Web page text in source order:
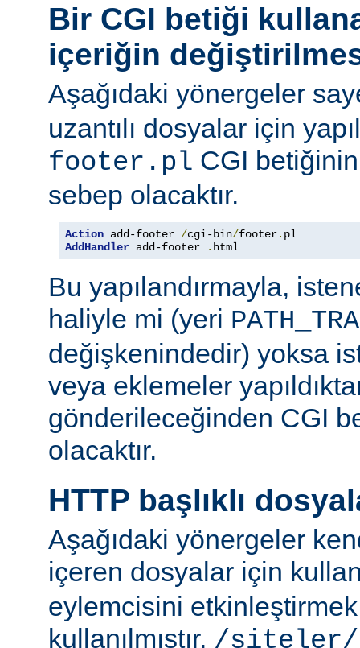
Bir CGI betiği
içeriğin
Aşağıdaki yönergeler
uzantılı dosyalar için
footer.pl CGI
sebep olacaktır.
Action add-footer /cgi-bin/footer.
AddHandler add-footer . html
Bu yapılandırmayla,
haliyle mi (yeri
değişkenindedir) yoksa
veya eklemeler
gönderileceğinden CGI
olacaktır.
HTTP başlıklı
Aşağıdaki yönergeler
içeren dosyalar için
eylemcisini
kullanılmıştır. /siteler/